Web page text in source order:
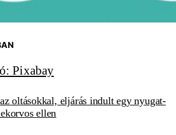
oltásokkal, eljárás indult egy nyugat-
ellen